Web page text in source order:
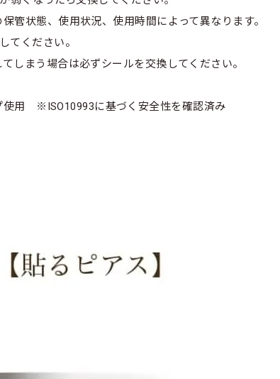
管状態、使用状況、使用時間によって異なります。
てください。
しまう場合は必ずシールを交換してください。
使用 ※ISO10993に基づく安全性を確認済み